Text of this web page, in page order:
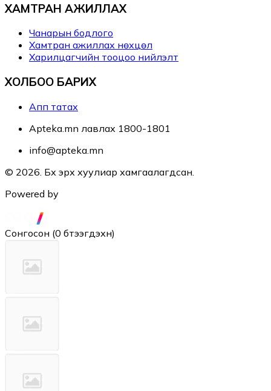
ХАМТРАН АЖИЛЛАХ
Чанарын бодлого
Хамтран ажиллах нөхцөл
Харилцагчийн тооцоо нийлэлт
ХОЛБОО БАРИХ
Апп татах
Apteka.mn лавлах 1800-1801
info@apteka.mn
© 2026. Бүх эрх хуулиар хамгаалагдсан.
Powered by
Сонгосон (0 бүтээгдэхүүн)